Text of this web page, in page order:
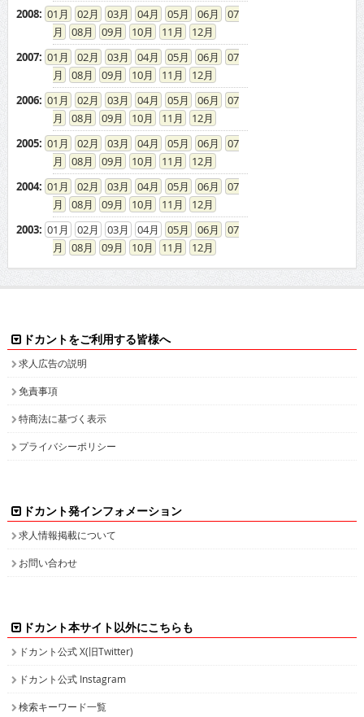
2008: 01 02 03 04 05 06
07
08
09 10 11
12
2007: 01 02 03 04 05 06
07
08
09 10 11
12
2006: 01 02 03 04 05 06
07
08
09 10 11
12
2005: 01 02 03 04 05 06
07
08
09 10 11
12
2004: 01 02 03 04 05 06
07
08
09 10 11
12
2003: 01 02 03 04 05 06
07
08
09 10 11 12
ドカントをご利用する皆様へ
求人広告の説明
免責事項
特商法に基づく表示
プライバシーポリシー
ドカント発インフォメーション
求人情報掲載について
お問い合わせ
ドカント本サイト以外にこちらも
ドカント公式 X(旧Twitter)
ドカント公式 Instagram
検索キーワード一覧